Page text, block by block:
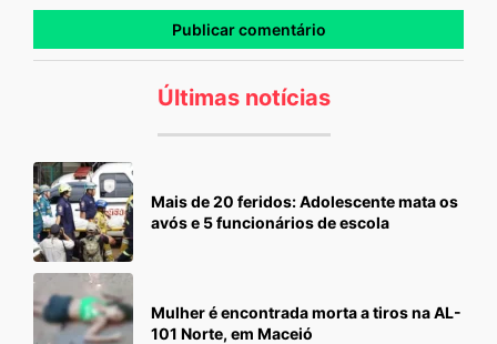
Últimas notícias
Mais de 20 feridos: Adolescente mata os
avós e 5 funcionários de escola
Mulher é encontrada morta a tiros na AL-
101 Norte, em Maceió